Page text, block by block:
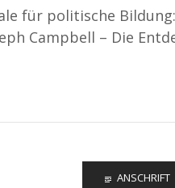
für politische
Campbell – Die
ANSCHRIFT